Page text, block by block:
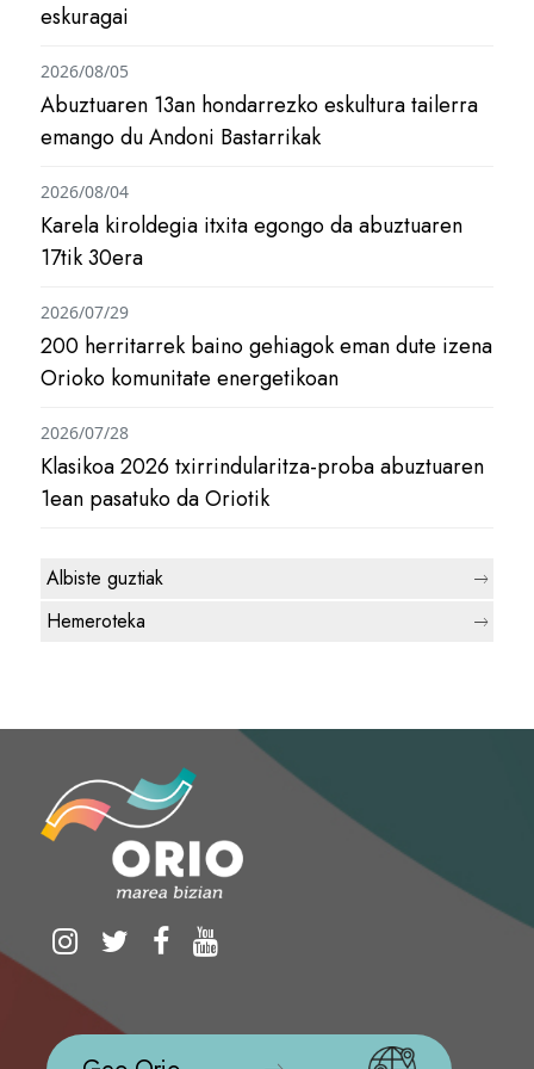
eskuragai
Abuztuaren 13an hondarrezko eskultura tailerra
emango du Andoni Bastarrikak
2026/08/05
Karela kiroldegia itxita egongo da abuztuaren
17tik 30era
2026/08/04
200 herritarrek baino gehiagok eman dute izena
Orioko komunitate energetikoan
2026/07/29
Klasikoa 2026 txirrindularitza-proba abuztuaren
1ean pasatuko da Oriotik
2026/07/28
Albiste guztiak
Hemeroteka